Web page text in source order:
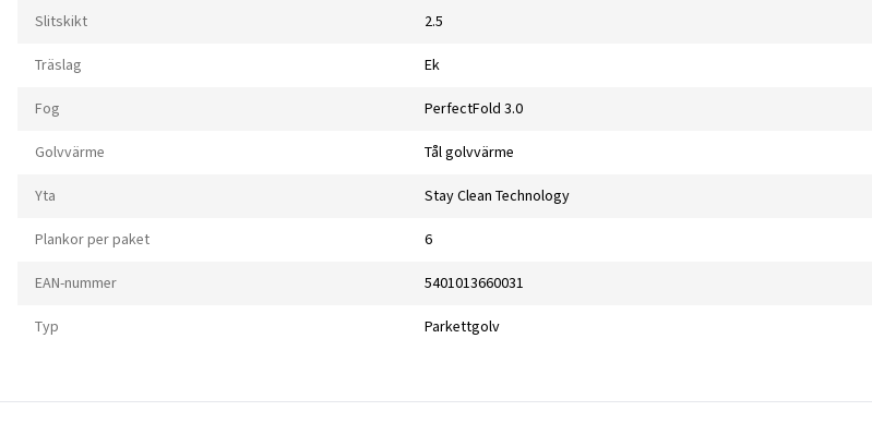
Slitskikt 2.5
Träslag Ek
Fog PerfectFold 3.0
Golvvärme Tål golvvärme
Yta Stay Clean Technology
Plankor per paket 6
EAN-nummer 5401013660031
Typ Parkettgolv